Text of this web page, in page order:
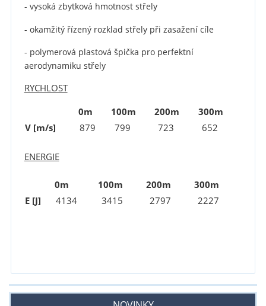
- vysoká zbytková hmotnost střely
- okamžitý řízený rozklad střely při zasažení cíle
- polymerová plastová špička pro perfektní
aerodynamiku střely
RYCHLOST
0m
100m 200m
300m
V [m/s]
879 799 723 652
ENERGIE
0m 100m 200m
300m
E [J]
4134 3415 2797 2227